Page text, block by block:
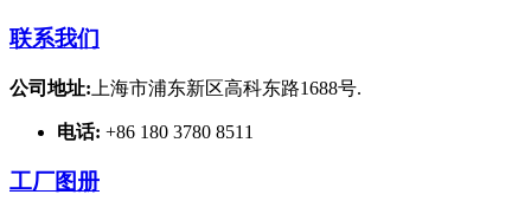
联系我们
公司地址: 上海市浦东新区高科东路1688号.
电话: +86 180 3780 8511
工厂图册